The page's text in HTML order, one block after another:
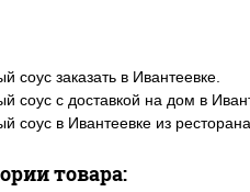
соус заказать в Ивантеевке.
соус с доставкой на дом в
соус в Ивантеевке из
товара: